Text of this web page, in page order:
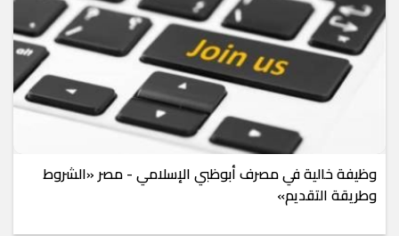
وظيفة خالية في مصرف أبوظبي الإسلامي - مصر «الشروط
وطريقة التقديم»